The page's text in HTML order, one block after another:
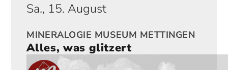
Sa., 15. August
MINERALOGIE MUSEUM METTINGEN
Alles, was glitzert